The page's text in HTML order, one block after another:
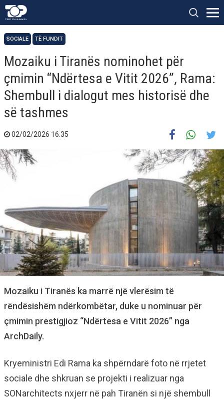
SOCIALE TË FUNDIT
Mozaiku i Tiranës nominohet për
çmimin “Ndërtesa e Vitit 2026”, Rama:
Shembull i dialogut mes historisë dhe
së tashmes
02/02/2026 16:35
Mozaiku i Tiranës ka marrë një vlerësim të
rëndësishëm ndërkombëtar, duke u nominuar për
çmimin prestigjioz “Ndërtesa e Vitit 2026” nga
ArchDaily.
Kryeministri Edi Rama ka shpërndarë foto në rrjetet
sociale dhe shkruan se projekti i realizuar nga
SONarchitects nxjerr në pah Tiranën si një shembull